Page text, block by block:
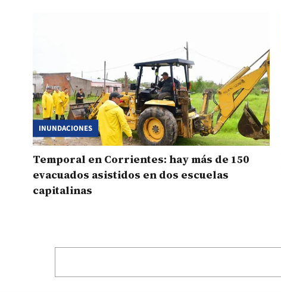
INUNDACIONES
Temporal en Corrientes: hay más de 150
evacuados asistidos en dos escuelas
capitalinas